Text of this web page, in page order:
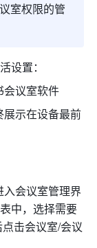
室权限的管
设置：
会议室软件
示在设备最前
入会议室管理界
中，选择需要
击会议室/会议